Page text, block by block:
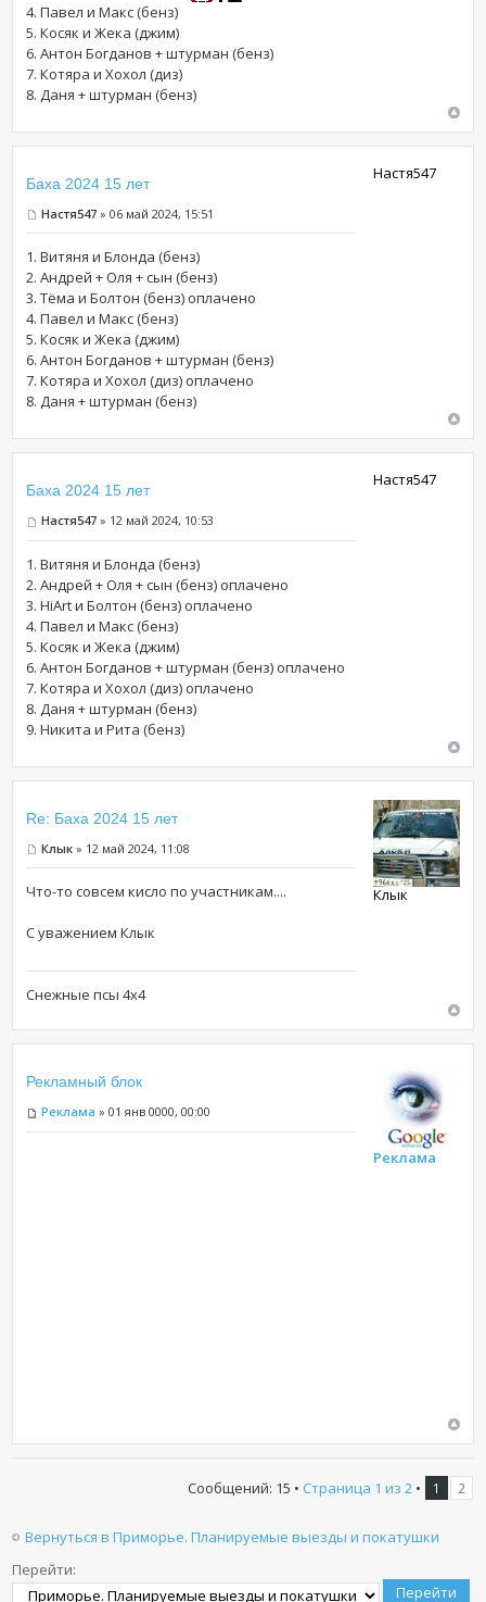
4. Павел и Макс (бенз)
5. Косяк и Жека (джим)
6. Антон Богданов + штурман (бенз)
7. Котяра и Хохол (диз)
8. Даня + штурман (бенз)
Баха 2024 15 лет
Настя547 » 06 май 2024, 15:51
1. Витяня и Блонда (бенз)
2. Андрей + Оля + сын (бенз)
3. Тёма и Болтон (бенз) оплачено
4. Павел и Макс (бенз)
5. Косяк и Жека (джим)
6. Антон Богданов + штурман (бенз)
7. Котяра и Хохол (диз) оплачено
8. Даня + штурман (бенз)
Настя547
Баха 2024 15 лет
Настя547 » 12 май 2024, 10:53
1. Витяня и Блонда (бенз)
2. Андрей + Оля + сын (бенз) оплачено
3. HiArt и Болтон (бенз) оплачено
4. Павел и Макс (бенз)
5. Косяк и Жека (джим)
6. Антон Богданов + штурман (бенз) оплачено
7. Котяра и Хохол (диз) оплачено
8. Даня + штурман (бенз)
9. Никита и Рита (бенз)
Настя547
Re: Баха 2024 15 лет
Клык » 12 май 2024, 11:08
Что-то совсем кисло по участникам....
С уважением Клык
Снежные псы 4х4
Клык
Рекламный блок
Реклама » 01 янв 0000, 00:00
Реклама
Сообщений: 15 • Страница 1 из 2• 1 2
Вернуться в Приморье. Планируемые выезды и покатушки
Перейти: